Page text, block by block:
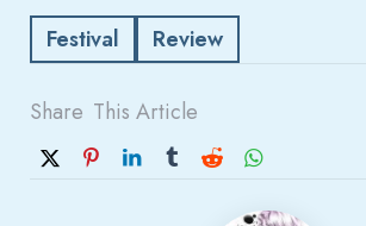
Festival Review
Share This Article